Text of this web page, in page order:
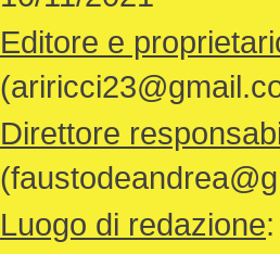
Editore e
Direttore
Luogo di redazione